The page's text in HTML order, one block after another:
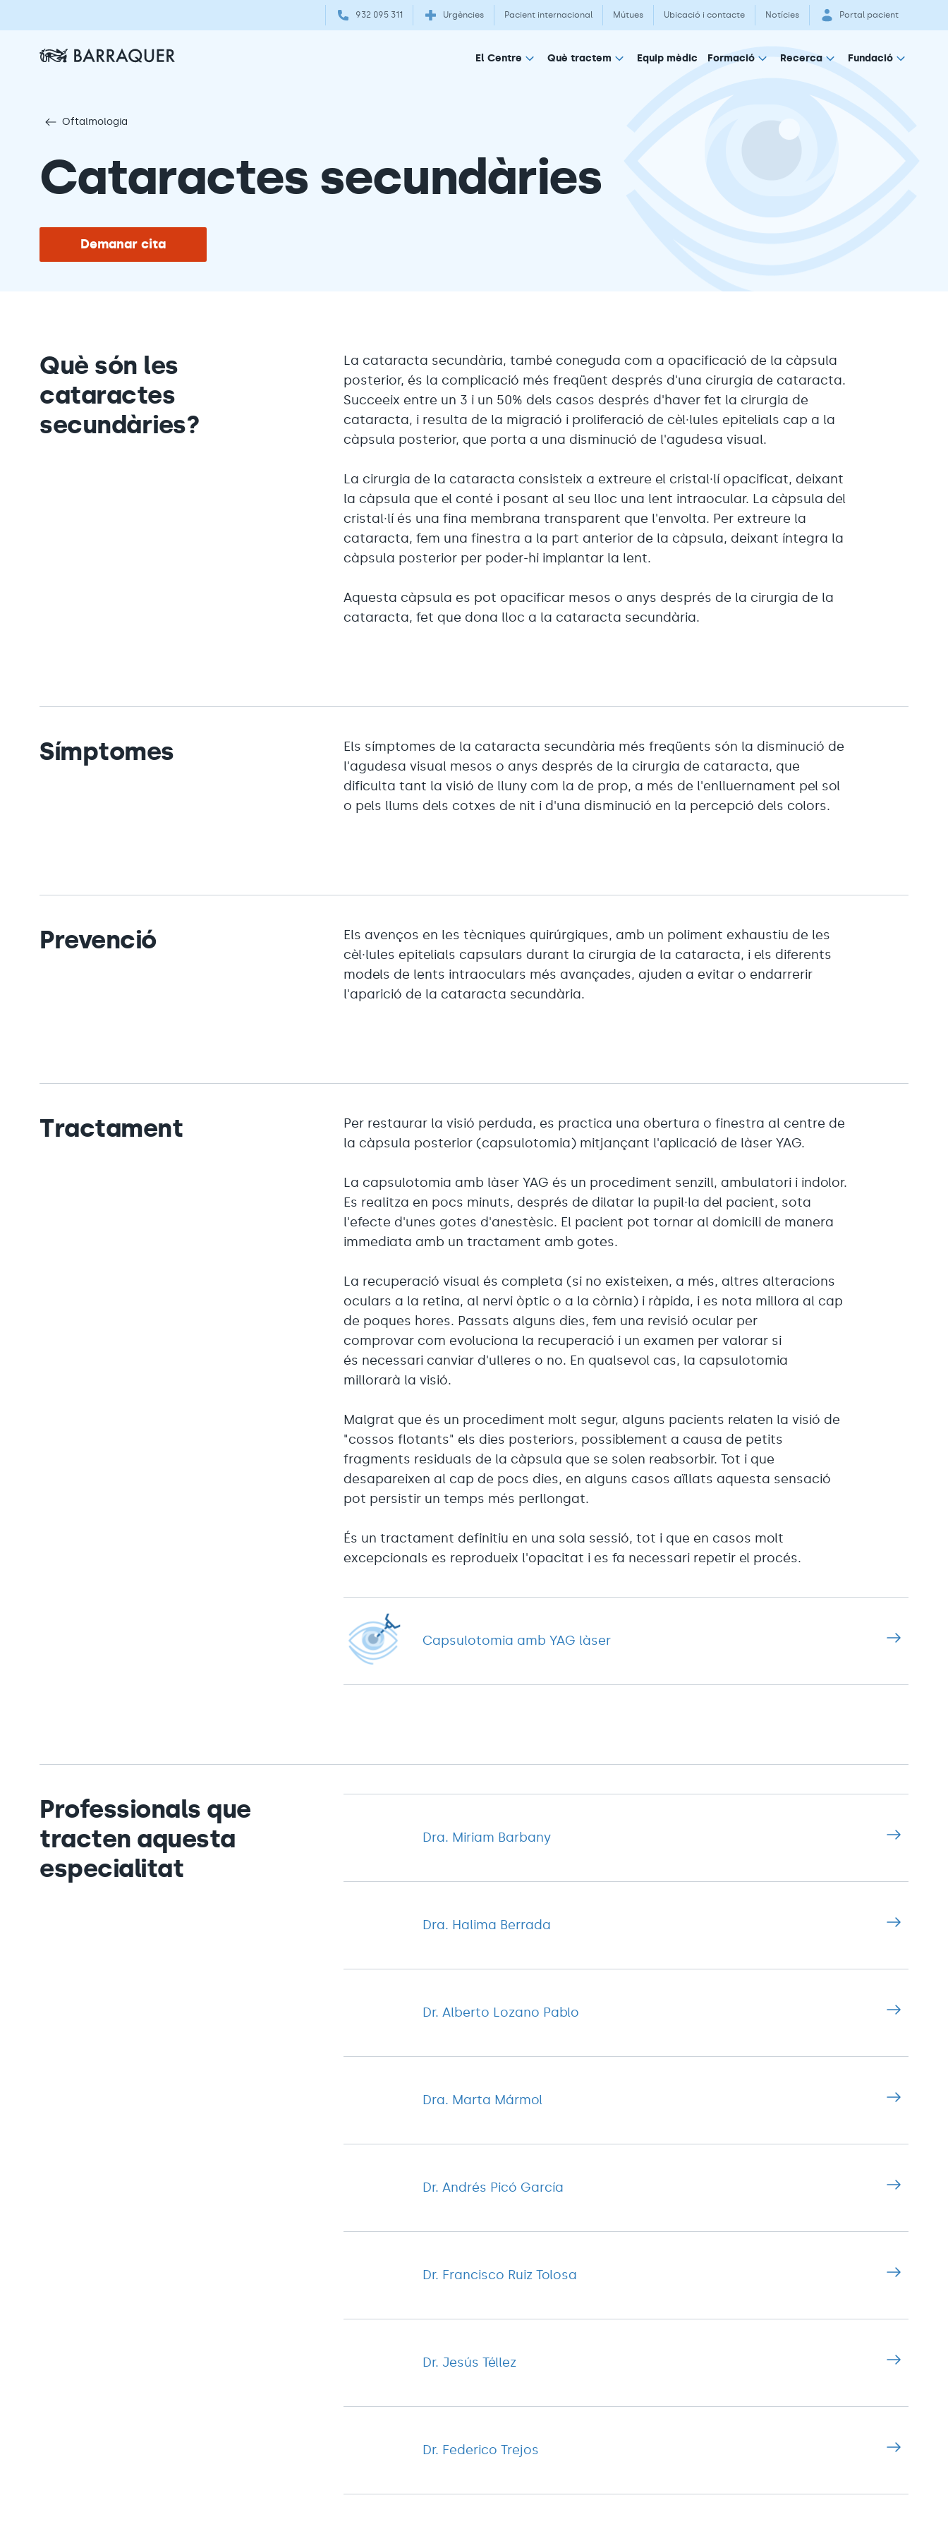
932 095 311 Urgències Pacient internacional Mútues Ubicació i contacte Notícies Portal pacient
El Centre Què tractem Equip mèdic Formació Recerca Fundació
Oftalmologia
Cataractes secundàries
Demanar cita
Què són les
cataractes
secundàries?
La cataracta secundària, també coneguda com a opacificació de la càpsula
posterior, és la complicació més freqüent després d'una cirurgia de cataracta.
Succeeix entre un 3 i un 50% dels casos després d'haver fet la cirurgia de
cataracta, i resulta de la migració i proliferació de cèl·lules epitelials cap a la
càpsula posterior, que porta a una disminució de l'agudesa visual.
La cirurgia de la cataracta consisteix a extreure el cristal·lí opacificat, deixant
la càpsula que el conté i posant al seu lloc una lent intraocular. La càpsula del
cristal·lí és una fina membrana transparent que l'envolta. Per extreure la
cataracta, fem una finestra a la part anterior de la càpsula, deixant íntegra la
càpsula posterior per poder-hi implantar la lent.
Aquesta càpsula es pot opacificar mesos o anys després de la cirurgia de la
cataracta, fet que dona lloc a la cataracta secundària.
Símptomes
Els símptomes de la cataracta secundària més freqüents són la disminució de
l'agudesa visual mesos o anys després de la cirurgia de cataracta, que
dificulta tant la visió de lluny com la de prop, a més de l'enlluernament pel sol
o pels llums dels cotxes de nit i d'una disminució en la percepció dels colors.
Prevenció
Els avenços en les tècniques quirúrgiques, amb un poliment exhaustiu de les
cèl·lules epitelials capsulars durant la cirurgia de la cataracta, i els diferents
models de lents intraoculars més avançades, ajuden a evitar o endarrerir
l'aparició de la cataracta secundària.
Tractament
Per restaurar la visió perduda, es practica una obertura o finestra al centre de
la càpsula posterior (capsulotomia) mitjançant l'aplicació de làser YAG.
La capsulotomia amb làser YAG és un procediment senzill, ambulatori i indolor.
Es realitza en pocs minuts, després de dilatar la pupil·la del pacient, sota
l'efecte d'unes gotes d'anestèsic. El pacient pot tornar al domicili de manera
immediata amb un tractament amb gotes.
La recuperació visual és completa (si no existeixen, a més, altres alteracions
oculars a la retina, al nervi òptic o a la còrnia) i ràpida, i es nota millora al cap
de poques hores. Passats alguns dies, fem una revisió ocular per
comprovar com evoluciona la recuperació i un examen per valorar si
és necessari canviar d'ulleres o no. En qualsevol cas, la capsulotomia
millorarà la visió.
Malgrat que és un procediment molt segur, alguns pacients relaten la visió de
"cossos flotants" els dies posteriors, possiblement a causa de petits
fragments residuals de la càpsula que se solen reabsorbir. Tot i que
desapareixen al cap de pocs dies, en alguns casos aïllats aquesta sensació
pot persistir un temps més perllongat.
És un tractament definitiu en una sola sessió, tot i que en casos molt
excepcionals es reprodueix l'opacitat i es fa necessari repetir el procés.
Capsulotomia amb YAG làser
Professionals que
tracten aquesta
especialitat
Dra. Miriam Barbany
Dra. Halima Berrada
Dr. Alberto Lozano Pablo
Dra. Marta Mármol
Dr. Andrés Picó García
Dr. Francisco Ruiz Tolosa
Dr. Jesús Téllez
Dr. Federico Trejos